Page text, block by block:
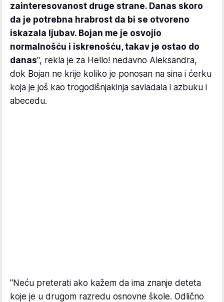
zainteresovanost druge strane. Danas skoro
da je potrebna hrabrost da bi se otvoreno
iskazala ljubav. Bojan me je osvojio
normalnošću i iskrenošću, takav je ostao do
danas", rekla je za Hello! nedavno Aleksandra,
dok Bojan ne krije koliko je ponosan na sina i ćerku
koja je još kao trogodišnjakinja savladala i azbuku i
abecedu.
"Neću preterati ako kažem da ima znanje deteta
koje je u drugom razredu osnovne škole. Odlično